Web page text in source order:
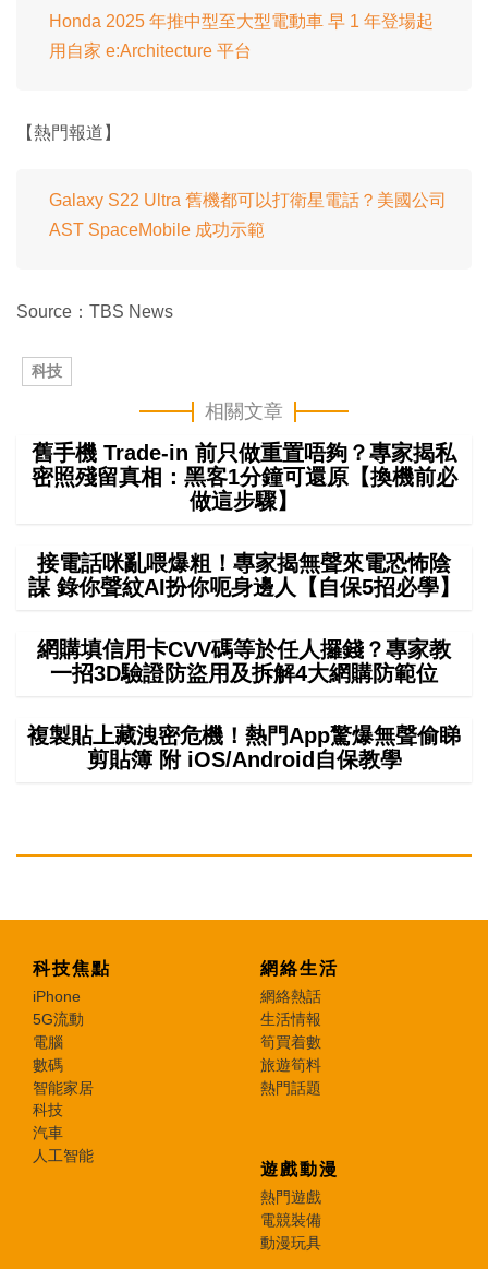
Honda 2025 年推中型至大型電動車 早 1 年登場起
用自家 e:Architecture 平台
【熱門報道】
Galaxy S22 Ultra 舊機都可以打衛星電話？美國公司
AST SpaceMobile 成功示範
Source：TBS News
科技
相關文章
舊手機 Trade-in 前只做重置唔夠？專家揭私
密照殘留真相：黑客1分鐘可還原【換機前必
做這步驟】
接電話咪亂喂爆粗！專家揭無聲來電恐怖陰
謀 錄你聲紋AI扮你呃身邊人【自保5招必學】
網購填信用卡CVV碼等於任人攞錢？專家教
一招3D驗證防盜用及拆解4大網購防範位
複製貼上藏洩密危機！熱門App驚爆無聲偷睇
剪貼簿 附 iOS/Android自保教學
科技焦點
iPhone
5G流動
電腦
數碼
智能家居
科技
汽車
人工智能
網絡生活
網絡熱話
生活情報
筍買着數
旅遊筍料
熱門話題
遊戲動漫
熱門遊戲
電競裝備
動漫玩具